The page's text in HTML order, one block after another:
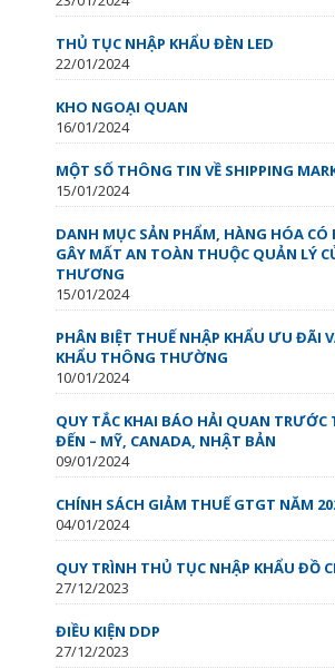
THỦ TỤC NHẬP KHẨU ĐÈN LED
22/01/2024
KHO NGOẠI QUAN
16/01/2024
MỘT SỐ THÔNG TIN VỀ SHIPPING
15/01/2024
DANH MỤC SẢN PHẨM, HÀNG HÓA CÓ
GÂY MẤT AN TOÀN THUỘC QUẢN LÝ
THƯƠNG
15/01/2024
PHÂN BIỆT THUẾ NHẬP KHẨU ƯU ĐÃI
KHẨU THÔNG THƯỜNG
10/01/2024
QUY TẮC KHAI BÁO HẢI QUAN TRƯỚC
ĐẾN – MỸ, CANADA, NHẬT BẢN
09/01/2024
CHÍNH SÁCH GIẢM THUẾ GTGT NĂM
04/01/2024
QUY TRÌNH THỦ TỤC NHẬP KHẨU ĐỒ
27/12/2023
ĐIỀU KIỆN DDP
27/12/2023